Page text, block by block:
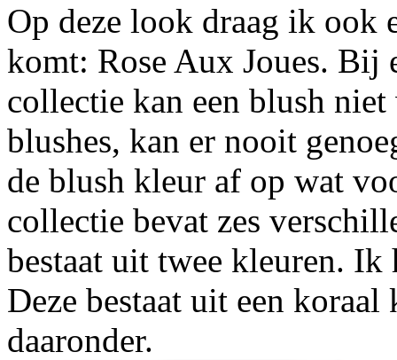
Op deze look draag ik ook
komt: Rose Aux Joues. Bij
collectie kan een blush
blushes, kan er nooit
de blush kleur af op wat
collectie bevat zes
bestaat uit twee kleuren. Ik
Deze bestaat uit een
daaronder.